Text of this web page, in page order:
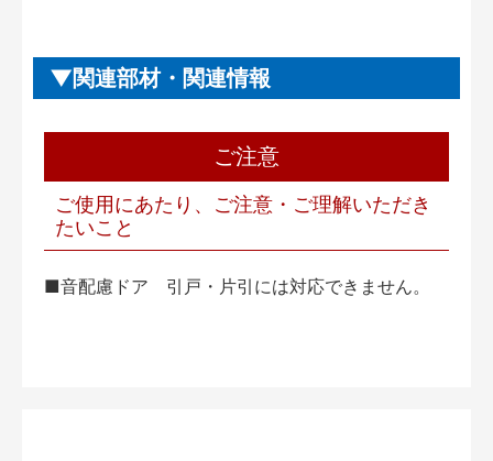
関連部材・関連情報
ご注意
ご使用にあたり、ご注意・ご理解いただき
たいこと
■音配慮ドア 引戸・片引には対応できません。